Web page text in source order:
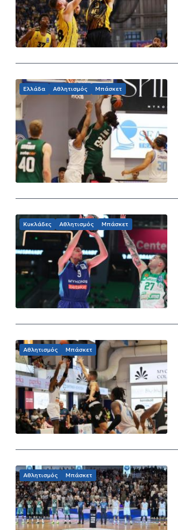
Ελλάδα Αθλητισμός Μπάσκετ
Κυκλάδες Αθλητισμός Μπάσκετ
Αθλητισμός Μπάσκετ
Αθλητισμός Μπάσκετ